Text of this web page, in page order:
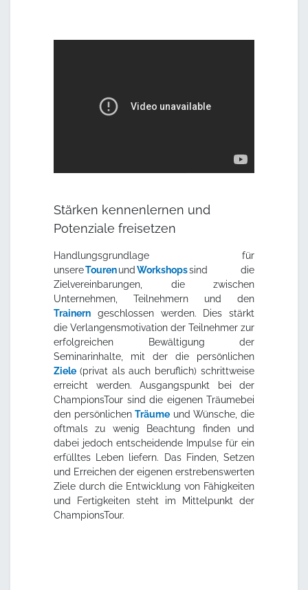
Stärken kennenlernen und
Potenziale freisetzen
Handlungsgrundlage für
unsereTourenundWorkshopssind die
Zielvereinbarungen, die zwischen
Unternehmen, Teilnehmern und den
Trainern geschlossen werden. Dies stärkt
die Verlangensmotivation der Teilnehmer zur
erfolgreichen Bewältigung der
Seminarinhalte, mit der die persönlichen
Ziele (privat als auch beruflich) schrittweise
erreicht werden. Ausgangspunkt bei der
ChampionsTour sind die eigenen Träumebei
den persönlichenTräume und Wünsche, die
oftmals zu wenig Beachtung finden und
dabei jedoch entscheidende Impulse für ein
erfülltes Leben liefern. Das Finden, Setzen
und Erreichen der eigenen erstrebenswerten
Ziele durch die Entwicklung von Fähigkeiten
und Fertigkeiten steht im Mittelpunkt der
ChampionsTour.